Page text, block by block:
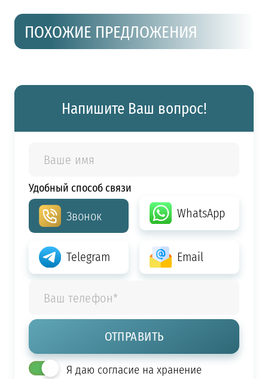
ПОХОЖИЕ ПРЕДЛОЖЕНИЯ
Напишите Ваш вопрос!
Удобный способ связи
Звонок WhatsApp
Telegram Email
Я даю согласие на хранение